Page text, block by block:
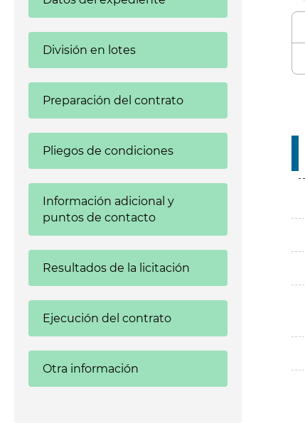
División en lotes
Preparación del contrato
Pliegos de condiciones
Información adicional y
puntos de contacto
Resultados de la licitación
Ejecución del contrato
Otra información